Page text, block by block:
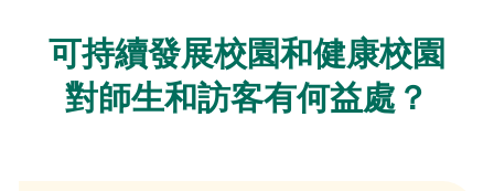
可持續發展校園和健康校園
對師生和訪客有何益處？